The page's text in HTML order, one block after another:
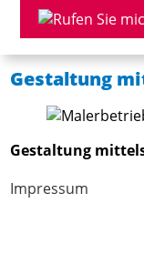
Gestaltung
Gestaltung
Impressum